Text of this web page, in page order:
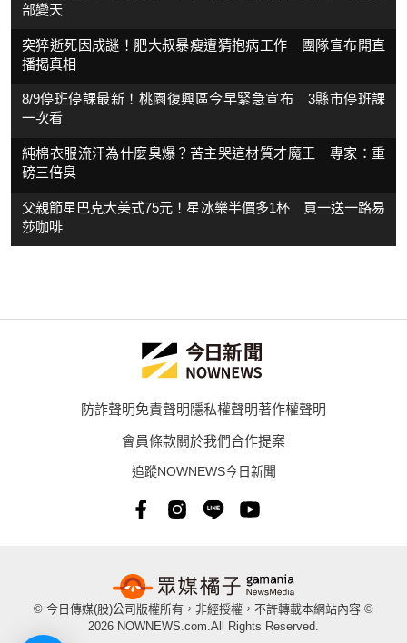
部變天
突猝逝死因成謎！肥大叔暴瘦遭猜抱病工作 團隊宣布開直
播揭真相
8/9停班停課最新！桃園復興區今早緊急宣布 3縣市停班課
一次看
純棉衣服流汗為什麼臭爆？苦主哭這材質才魔王 專家：重
磅三倍臭
父親節星巴克大美式75元！星冰樂半價多1杯 買一送一路易
莎咖啡
防詐聲明免責聲明隱私權聲明著作權聲明
會員條款關於我們合作提案
追蹤NOWNEWS今日新聞
© 今日傳媒(股)公司版權所有，非經授權，不許轉載本網站內容 ©
2026 NOWNEWS.com.All Rights Reserved.